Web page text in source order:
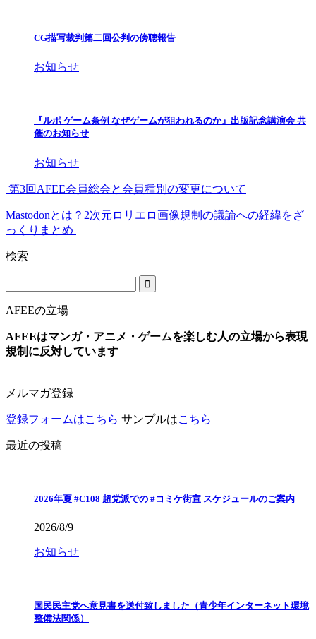
CG描写裁判第二回公判の傍聴報告
お知らせ
『ルポ ゲーム条例 なぜゲームが狙われるのか』出版記念講演会 共
催のお知らせ
お知らせ
第3回AFEE会員総会と会員種別の変更について
Mastodonとは？2次元ロリエロ画像規制の議論への経緯をざ
っくりまとめ
検索
AFEEの立場
AFEEはマンガ・アニメ・ゲームを楽しむ人の立場から表現
規制に反対しています
メルマガ登録
登録フォームはこちら サンプルはこちら
最近の投稿
2026年夏 #C108 超党派での #コミケ街宣 スケジュールのご案内
2026/8/9
お知らせ
国民民主党へ意見書を送付致しました（青少年インターネット環境
整備法関係）